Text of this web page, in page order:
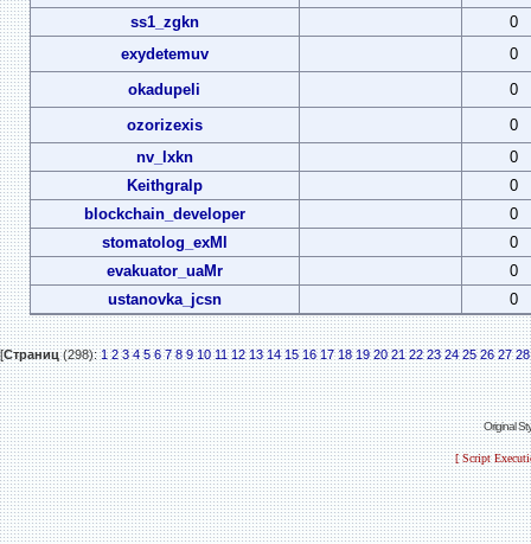
ss1_zgkn
0
exydetemuv
0
okadupeli
0
ozorizexis
0
nv_lxkn
0
Keithgralp
0
blockchain_developer
0
stomatolog_exMl
0
evakuator_uaMr
0
ustanovka_jcsn
0
[Страниц(298):1 2 3 4 5 6 7 8 9 10 11 12 13 14 15 16 17 18 19 20 21 22 23 24 25 26 27 28
Original
[ Script